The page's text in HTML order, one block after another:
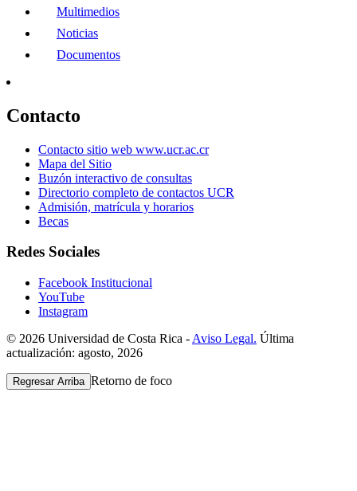
Multimedios
Noticias
Documentos
Contacto
Contacto sitio web www.ucr.ac.cr
Mapa del Sitio
Buzón interactivo de consultas
Directorio completo de contactos UCR
Admisión, matrícula y horarios
Becas
Redes Sociales
Facebook Institucional
YouTube
Instagram
© 2026 Universidad de Costa Rica - Aviso Legal. Última
actualización: agosto, 2026
Regresar Arriba Retorno de foco